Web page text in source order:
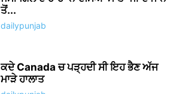
ਤੋਂ...
dailypunjab
ਕਦੇ Canada ਚ ਪੜ੍ਹਦੀ ਸੀ ਇਹ ਭੈਣ ਅੱਜ
ਮਾੜੇ ਹਾਲਾਤ